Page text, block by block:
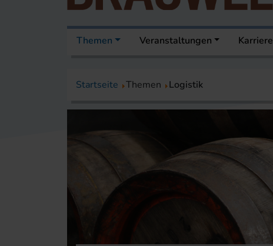
Themen Veranstaltungen Karriere
Startseite Themen Logistik